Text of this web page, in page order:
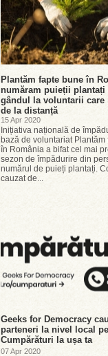
Plantăm fapte bune în
număram puieții plantați
gândul la voluntarii care
de la distanță
15 Apr 2020
Inițiativa națională de
bază de voluntariat Plantăm
în România a bifat cel mai
sezon de împădurire din
numărul de puieți plantați.
cauzat de...
Geeks for Democracy
parteneri la nivel local
Cumpărături la ușa ta
07 Apr 2020